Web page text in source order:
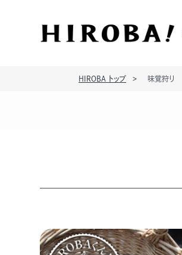
HIROBA トップ 味覚狩り